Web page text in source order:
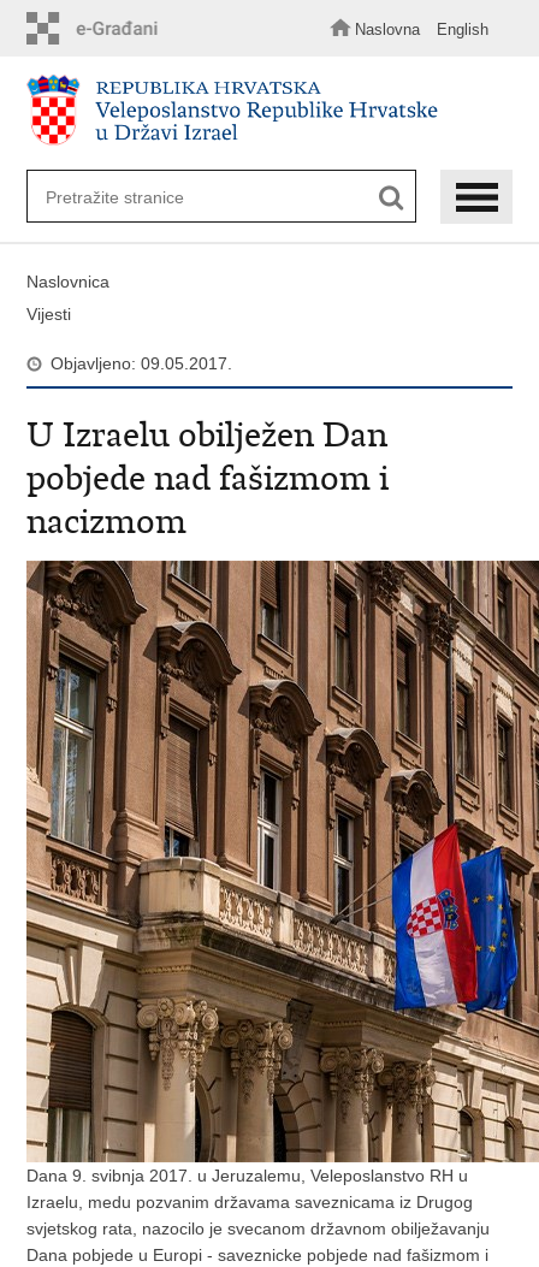
sadržaj
Naslovna English
Naslovnica
Vijesti
Objavljeno: 09.05.2017.
U Izraelu obilježen Dan
pobjede nad fašizmom i
nacizmom
Dana 9. svibnja 2017. u Jeruzalemu, Veleposlanstvo RH u
Izraelu, medu pozvanim državama saveznicama iz Drugog
svjetskog rata, nazocilo je svecanom državnom obilježavanju
Dana pobjede u Europi - saveznicke pobjede nad fašizmom i